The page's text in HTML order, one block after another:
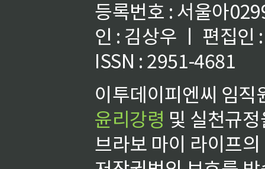
등록번호 : 서울아
인 : 김상우 ㅣ 편집인
ISSN : 2951-4681
이투데이피엔씨 임
윤리강령 및 실천규
브라보 마이 라이프